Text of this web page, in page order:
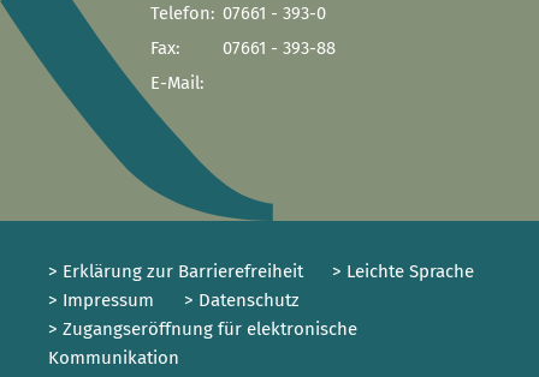
Telefon: 07661 - 393-0
Fax:
07661 - 393-88
E-Mail:
> Erklärung zur Barrierefreiheit
> Leichte Sprache
> Impressum
> Datenschutz
> Zugangseröffnung für elektronische
Kommunikation